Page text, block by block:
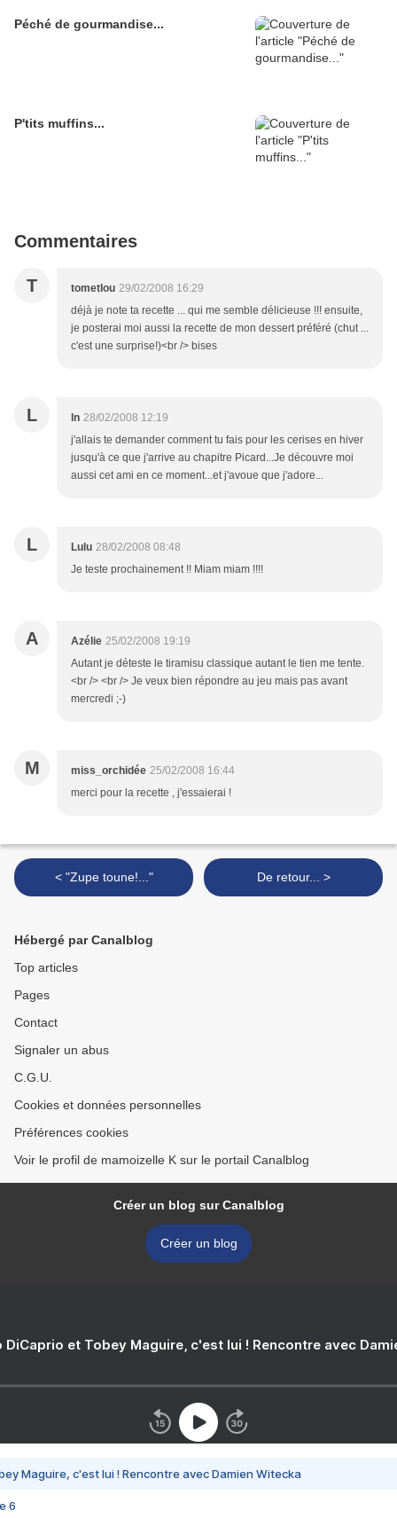
Péché de gourmandise...
P'tits muffins...
Commentaires
T tometlou 29/02/2008 16:29
déjà je note ta recette ... qui me semble délicieuse !!! ensuite,
je posterai moi aussi la recette de mon dessert préféré (chut ...
c'est une surprise!)<br /> bises
L ln 28/02/2008 12:19
j'allais te demander comment tu fais pour les cerises en hiver
jusqu'à ce que j'arrive au chapitre Picard...Je découvre moi
aussi cet ami en ce moment...et j'avoue que j'adore...
L Lulu 28/02/2008 08:48
Je teste prochainement !! Miam miam !!!!
A Azélie 25/02/2008 19:19
Autant je déteste le tiramisu classique autant le tien me tente.
<br /> <br /> Je veux bien répondre au jeu mais pas avant
mercredi ;-)
M miss_orchidée 25/02/2008 16:44
merci pour la recette , j'essaierai !
< "Zupe toune!..." De retour... >
Hébergé par Canalblog
Top articles
Pages
Contact
Signaler un abus
C.G.U.
Cookies et données personnelles
Préférences cookies
Voir le profil de mamoizelle K sur le portail Canalblog
Créer un blog sur Canalblog
Créer un blog
DiCaprio et Tobey Maguire, c'est lui ! Rencontre avec
Maguire, c'est lui ! Rencontre avec Damien Witecka
6